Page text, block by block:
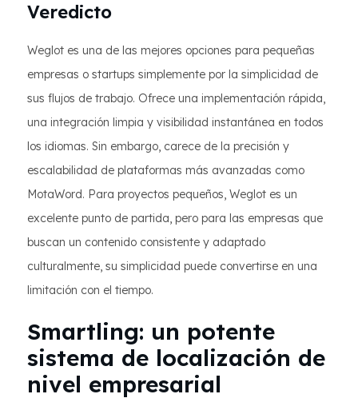
Veredicto
Weglot es una de las mejores opciones para pequeñas
empresas o startups simplemente por la simplicidad de
sus flujos de trabajo. Ofrece una implementación rápida,
una integración limpia y visibilidad instantánea en todos
los idiomas. Sin embargo, carece de la precisión y
escalabilidad de plataformas más avanzadas como
MotaWord. Para proyectos pequeños, Weglot es un
excelente punto de partida, pero para las empresas que
buscan un contenido consistente y adaptado
culturalmente, su simplicidad puede convertirse en una
limitación con el tiempo.
Smartling: un potente
sistema de localización de
nivel empresarial